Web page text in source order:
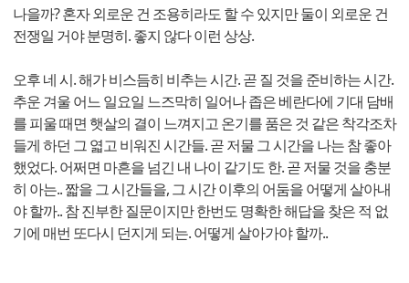
나을까? 혼자 외로운 건 조용히라도 할 수 있지만 둘이 외로운 건
전쟁일 거야 분명히. 좋지 않다 이런 상상.
오후 네 시. 해가 비스듬히 비추는 시간. 곧 질 것을 준비하는 시간.
추운 겨울 어느 일요일 느즈막히 일어나 좁은 베란다에 기대 담배
를 피울 때면 햇살의 결이 느껴지고 온기를 품은 것 같은 착각조차
들게 하던 그 엷고 비워진 시간들. 곧 저물 그 시간을 나는 참 좋아
했었다. 어쩌면 마흔을 넘긴 내 나이 같기도 한. 곧 저물 것을 충분
히 아는.. 짧을 그 시간들을, 그 시간 이후의 어둠을 어떻게 살아내
야 할까.. 참 진부한 질문이지만 한번도 명확한 해답을 찾은 적 없
기에 매번 또다시 던지게 되는. 어떻게 살아가야 할까..